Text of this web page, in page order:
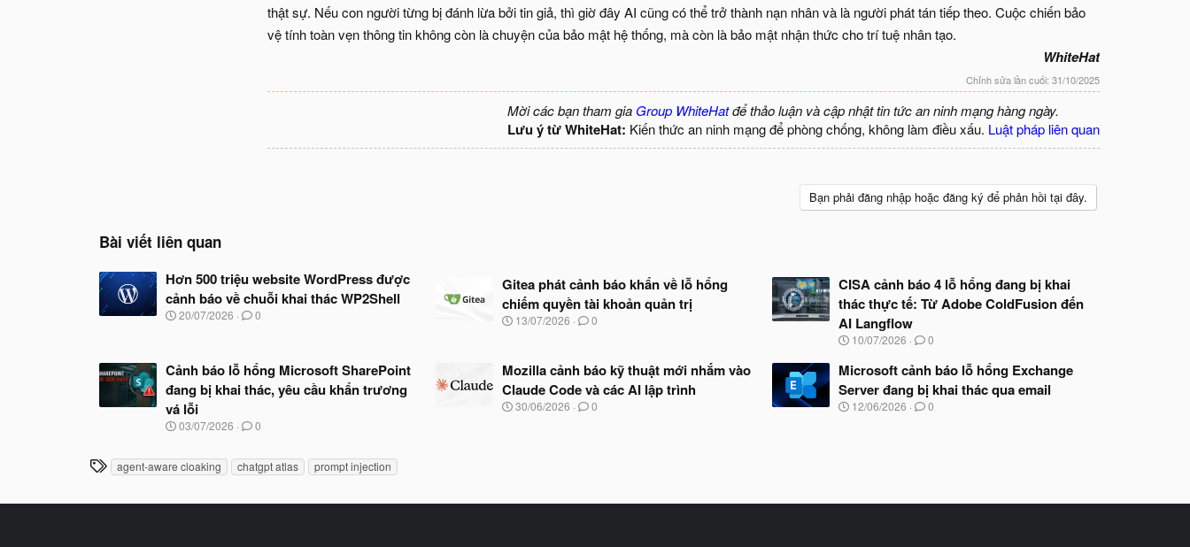
thật sự. Nếu con người từng bị đánh lừa bởi tin giả, thì giờ đây AI cũng có thể trở thành nạn nhân và là người phát tán tiếp theo. Cuộc chiến bảo
vệ tính toàn vẹn thông tin không còn là chuyện của bảo mật hệ thống, mà còn là bảo mật nhận thức cho trí tuệ nhân tạo.
WhiteHat
Chỉnh sửa lần cuối: 31/10/2025
Mời các bạn tham gia Group WhiteHatđể thảo luận và cập nhật tin tức an ninh mạng hàng ngày.
Lưu ý từ WhiteHat: Kiến thức an ninh mạng để phòng chống, không làm điều xấu. Luật pháp liên quan
Bạn phải đăng nhập hoặc đăng ký để phản hồi tại đây.
Bài viết liên quan
Hơn 500 triệu website WordPress được
cảnh báo về chuỗi khai thác WP2Shell
N
b
ắ
t
đ
ầ
20/07/2026 0
Gitea phát cảnh báo khẩn về lỗ hổng
chiếm quyền tài khoản quản trị
N
b
ắ
t
13/07/2026 0
CISA cảnh báo 4 lỗ hổng đang bị khai
thác thực tế: Từ Adobe ColdFusion đến
AI Langflow
N
à
b
ắ
10/07/2026 0
Cảnh báo lỗ hổng Microsoft SharePoint
đang bị khai thác, yêu cầu khẩn trương
vá lỗi
N
y
03/07/2026 0
Mozilla cảnh báo kỹ thuật mới nhắm vào
Claude Code và các AI lập trình
N
đ
30/06/2026 0
Microsoft cảnh báo lỗ hổng Exchange
Server đang bị khai thác qua email
N
đ
12/06/2026 0
T
ẻ
agent-aware cloaking chatgpt atlas prompt injection